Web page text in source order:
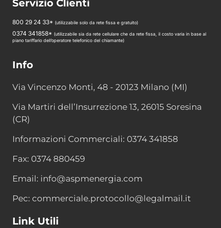
Servizio Clienti
800 29 24 33* (utilizzabile solo da rete fissa e gratuito)
0374 341858* (utilizzabile sia da rete cellulare che da rete fissa, il costo varia in base al
piano tariffario dell’operatore telefonico del chiamante)
Info
Via Vincenzo Monti, 48 - 20123 Milano (MI)
Via Martiri dell’Insurrezione 13, 26015 Soresina
(CR)
Informazioni Commerciali: 0374 341858
Fax: 0374 880459
Email: info@aspmenergia.com
Pec: commerciale.protocollo@legalmail.it
Link Utili